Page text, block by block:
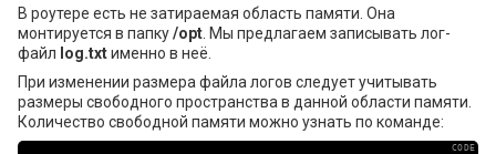
В роутере есть не затираемая область памяти. Она
монтируется в папку/opt . Мы предлагаем записывать лог-
файл log.txtименно в неё.
При изменении размера файла логов следует учитывать
размеры свободного пространства в данной области памяти.
Количество свободной памяти можно узнать по команде: